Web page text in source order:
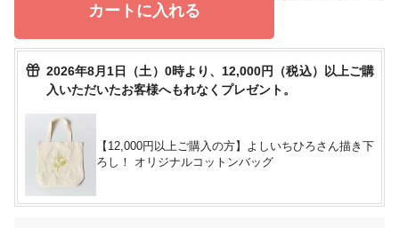
カートに入れる
2026年8月1日（土）0時より、12,000円（税込）以上ご購
入いただいたお客様へもれなくプレゼント。
【12,000円以上ご購入の方】よしいちひろさん描き下
ろし！ オリジナルコットンバッグ